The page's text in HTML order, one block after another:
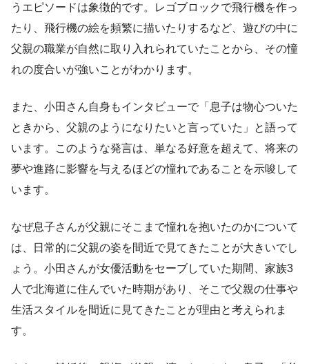
うエピソードは象徴的です。レゴブロックで飛行機を作っ
たり、飛行機の絵を頻繁に描いたりするなど、遊びの中に
父親の職業が自然に取り入れられていたことから、その憧
れの度合いが強いことがわかります。
また、小田さん自身もインタビューで「息子は物心ついた
ときから、父親のようになりたいと言っていた」と語って
います。このような発言は、単なる好意を超えて、将来の
夢や進路に影響を与えるほどの憧れであることを示唆して
います。
なぜ息子さんが父親にそこまで憧れを抱いたのかについて
は、日常的に父親の姿を間近で見てきたことが大きいでし
ょう。小田さんが女優活動をセーブしていた期間、家族3
人で北海道に住んでいた時期があり、そこで父親の仕事や
生活スタイルを間近に見てきたことが理由と考えられま
す。